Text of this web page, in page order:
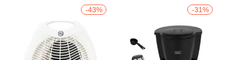
-43%
-31%